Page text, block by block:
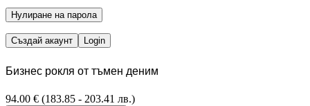
Нулиране на парола
Създай акаунт Login
Бизнес рокля от тъмен деним
94.00 € (183.85 - 203.41 лв.)